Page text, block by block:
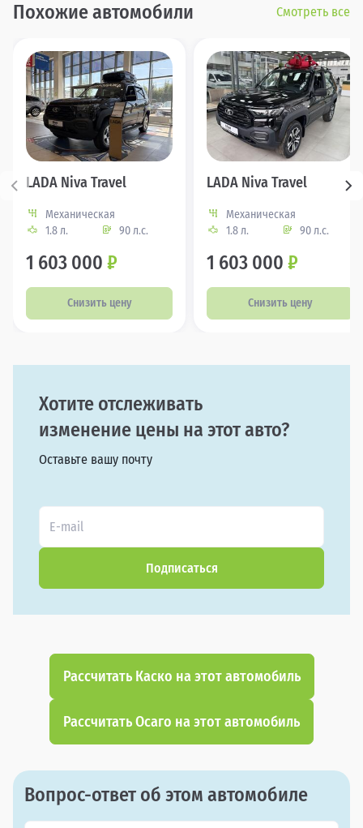
Похожие автомобили Смотреть все
LADA Niva Travel
Механическая
1.8 л.
90 л.с.
1 603 000 ₽
Снизить цену
LADA Niva Travel
Механическая
1.8 л.
90 л.с.
1 603 000 ₽
Снизить цену
Хотите отслеживать
изменение цены на этот авто?
Оставьте вашу почту
Подписаться
Рассчитать Каско на этот автомобиль
Рассчитать Осаго на этот автомобиль
Вопрос-ответ об этом автомобиле